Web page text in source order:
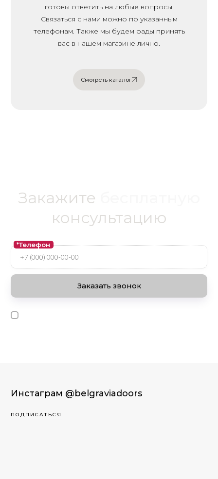
готовы ответить на любые вопросы.
Связаться с нами можно по указанным
телефонам. Также мы будем рады принять
вас в нашем магазине лично.
Смотреть каталог
Закажите
консультацию
*Телефон
Инстаграм @belgraviadoors
ПОДПИСАТЬСЯ